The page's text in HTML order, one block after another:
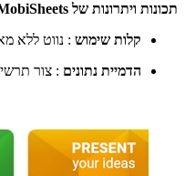
תכונות ויתרונות של MobiSheets
קלות שימוש : נווט ללא
הדמיית נתונים : צור